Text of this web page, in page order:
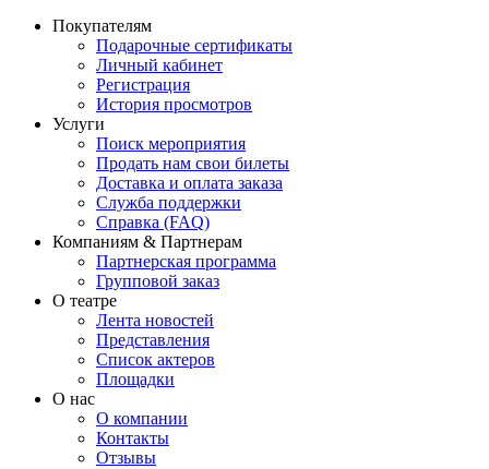
Покупателям
Подарочные сертификаты
Личный кабинет
Регистрация
История просмотров
Услуги
Поиск мероприятия
Продать нам свои билеты
Доставка и оплата заказа
Служба поддержки
Справка (FAQ)
Компаниям & Партнерам
Партнерская программа
Групповой заказ
О театре
Лента новостей
Представления
Список актеров
Площадки
О нас
О компании
Контакты
Отзывы